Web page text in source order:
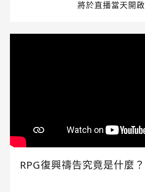
將於直播當天開啟
RPG復興禱告究竟是什麼？